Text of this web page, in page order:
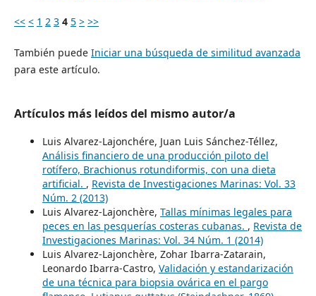
<< < 1 2 3 4 5 > >>
También puede Iniciar una búsqueda de similitud avanzada
para este artículo.
Artículos más leídos del mismo autor/a
Luis Alvarez-Lajonchére, Juan Luis Sánchez-Téllez,
Análisis financiero de una producción piloto del
rotífero, Brachionus rotundiformis, con una dieta
artificial. , Revista de Investigaciones Marinas: Vol. 33
Núm. 2 (2013)
Luis Alvarez-Lajonchère, Tallas mínimas legales para
peces en las pesquerías costeras cubanas. , Revista de
Investigaciones Marinas: Vol. 34 Núm. 1 (2014)
Luis Alvarez-Lajonchère, Zohar Ibarra-Zatarain,
Leonardo Ibarra-Castro, Validación y estandarización
de una técnica para biopsia ovárica en el pargo